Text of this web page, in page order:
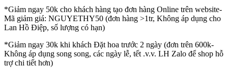
*Giảm ngay 50k cho khách hàng tạo đơn hàng Online trên website-
Mã giảm giá: NGUYETHY50 (đơn hàng >1tr, Không áp dụng cho
Lan Hồ Điệp, số lượng có hạn)
*Giảm ngay 30k khi khách Đặt hoa trước 2 ngày (đơn trên 600k-
Không áp dụng song song, các ngày lễ, tết .v.v. LH Zalo để shop hỗ
trợ chi tiết hơn)